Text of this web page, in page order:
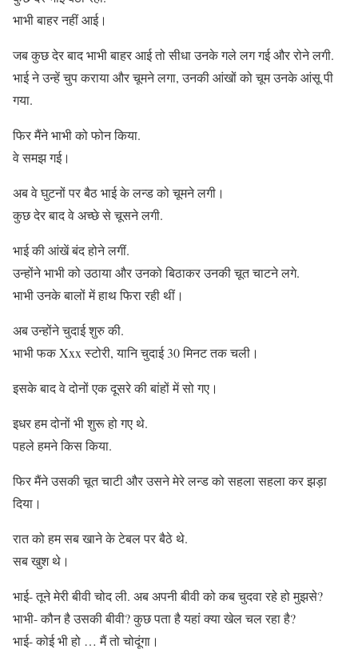
भाभी बाहर नहीं आई।
जब कुछ देर बाद भाभी बाहर आई तो सीधा उनके गले लग गई और रोने लगी.
भाई ने उन्हें चुप कराया और चूमने लगा, उनकी आंखों को चूम उनके आंसू पी
गया.
फिर मैंने भाभी को फोन किया.
वे समझ गई।
अब वे घुटनों पर बैठ भाई के लन्ड को चूमने लगी।
कुछ देर बाद वे अच्छे से चूसने लगी.
भाई की आंखें बंद होने लगीं.
उन्होंने भाभी को उठाया और उनको बिठाकर उनकी चूत चाटने लगे.
भाभी उनके बालों में हाथ फिरा रही थीं।
अब उन्होंने चुदाई शुरु की.
भाभी फक Xxx स्टोरी, यानि चुदाई 30 मिनट तक चली।
इसके बाद वे दोनों एक दूसरे की बांहों में सो गए।
इधर हम दोनों भी शुरू हो गए थे.
पहले हमने किस किया.
फिर मैंने उसकी चूत चाटी और उसने मेरे लन्ड को सहला सहला कर झड़ा
दिया।
रात को हम सब खाने के टेबल पर बैठे थे.
सब खुश थे।
भाई- तूने मेरी बीवी चोद ली. अब अपनी बीवी को कब चुदवा रहे हो मुझसे?
भाभी- कौन है उसकी बीवी? कुछ पता है यहां क्या खेल चल रहा है?
भाई- कोई भी हो … मैं तो चोदूंगा।